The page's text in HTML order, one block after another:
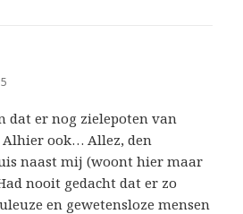
dat er nog zielepoten van
ook… Allez, den
naast mij (woont hier maar
nooit gedacht dat er zo
en gewetensloze mensen